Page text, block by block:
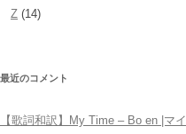
Z (14)
最近のコメント
【歌詞和訳】My Time – Bo en |マ